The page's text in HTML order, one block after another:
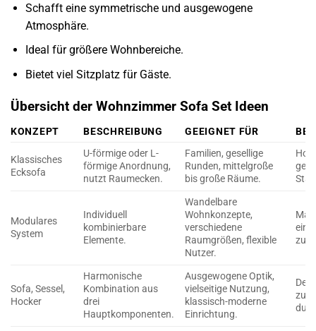
Schafft eine symmetrische und ausgewogene
Atmosphäre.
Ideal für größere Wohnbereiche.
Bietet viel Sitzplatz für Gäste.
Übersicht der Wohnzimmer Sofa Set Ideen
KONZEPT BESCHREIBUNG GEEIGNET FÜR
Klassisches
Ecksofa
U-förmige oder L-
förmige Anordnung,
nutzt Raumecken.
Familien, gesellige
Runden, mittelgroße
bis große Räume.
Modulares
System
Individuell
kombinierbare
Elemente.
Wandelbare
Wohnkonzepte,
verschiedene
Raumgrößen, flexible
Nutzer.
Sofa, Sessel,
Hocker
Harmonische
Kombination aus
drei
Hauptkomponenten.
Ausgewogene Optik,
vielseitige Nutzung,
klassisch-moderne
Einrichtung.